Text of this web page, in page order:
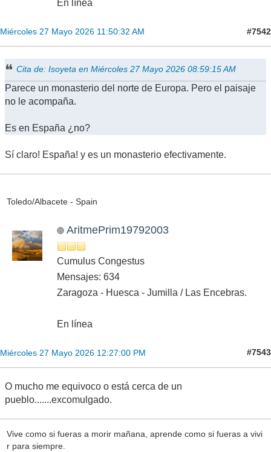
En línea
Miércoles 27 Mayo 2026 11:50:32 AM #7542
Cita de: Isoyeta en Miércoles 27 Mayo 2026 08:59:15 AM
Parece un monasterio del norte de Europa. Pero el paisaje
no le acompaña.
Es en España ¿no?
Sí claro! España! y es un monasterio efectivamente.
Toledo/Albacete - Spain
AritmePrim19792003
Cumulus Congestus
Mensajes: 634
Zaragoza - Huesca - Jumilla / Las Encebras.
En línea
Miércoles 27 Mayo 2026 12:27:00 PM #7543
O mucho me equivoco o está cerca de un
pueblo.......excomulgado.
Vive como si fueras a morir mañana, aprende como si fueras a vivi
r para siempre.